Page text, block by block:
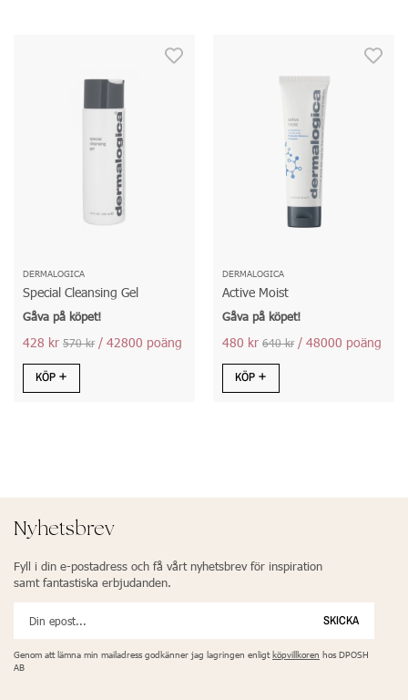
DERMALOGICA
Special Cleansing Gel
Gåva på köpet!
428 kr 570 kr/ 42800 poäng
KÖP
DERMALOGICA
Active Moist
Gåva på köpet!
480 kr 640 kr/ 48000 poäng
KÖP
Nyhetsbrev
Fyll i din e-postadress och få vårt nyhetsbrev för inspiration
samt fantastiska erbjudanden.
SKICKA
Genom att lämna min mailadress godkänner jag lagringen enligtköpvillkoren hos DPOSH
AB